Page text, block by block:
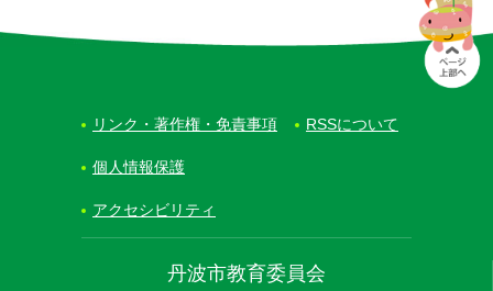
丹波市教育委員会
リンク・著作権・免責事項 RSSについて
個人情報保護
アクセシビリティ